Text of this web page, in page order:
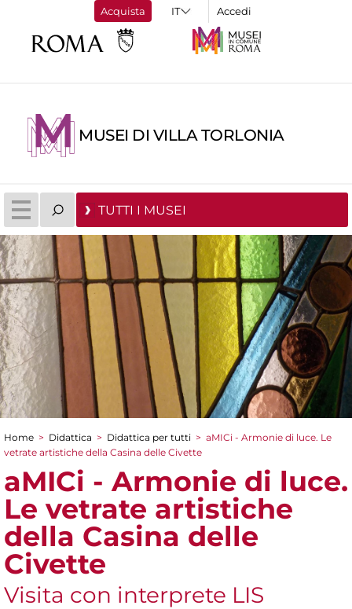
Acquista Accedi
MUSEI DI VILLA TORLONIA
TUTTI I MUSEI
Tu sei qui
Home > Didattica > Didattica per tutti > aMICi - Armonie di luce. Le
vetrate artistiche della Casina delle Civette
aMICi - Armonie di luce.
Le vetrate artistiche
della Casina delle
Civette
Visita con interprete LIS